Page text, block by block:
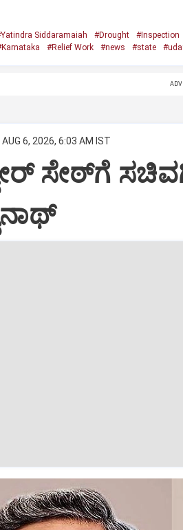
Siddaramaiah #Drought #Inspection
#Relief Work #news #state
AUG 6, 2026, 6:03 AM IST
ಸೇಠ್‌ಗೆ